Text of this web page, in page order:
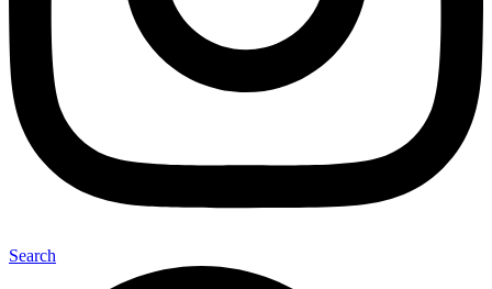
Search